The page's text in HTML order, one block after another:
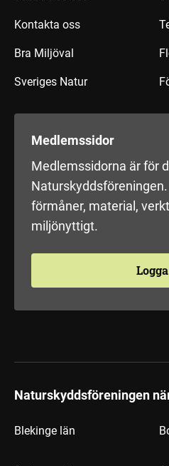
Kontakta oss
Bra Miljöval
Sveriges Natur
Medlemssidor
Medlemssidorna är för
förmåner, material,
miljönyttigt.
Naturskyddsföreningen
Blekinge län